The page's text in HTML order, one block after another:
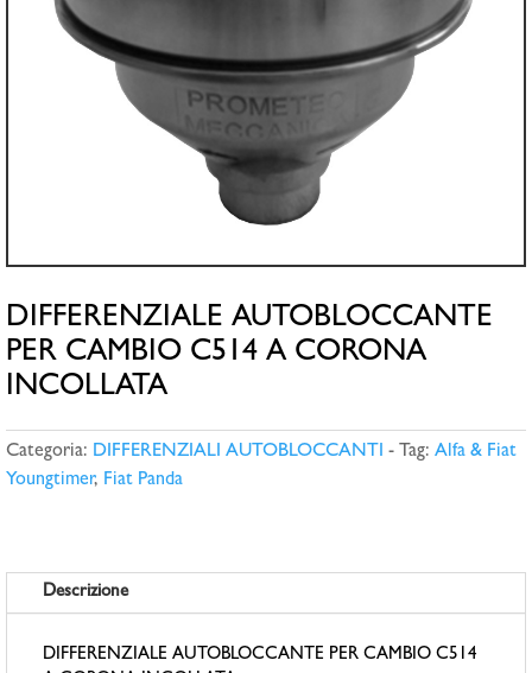
DIFFERENZIALE AUTOBLOCCANTE
PER CAMBIO C514 A CORONA
INCOLLATA
Categoria: DIFFERENZIALI AUTOBLOCCANTI Tag:Alfa & Fiat
Youngtimer, Fiat Panda
Descrizione
DIFFERENZIALE AUTOBLOCCANTE PER CAMBIO C514